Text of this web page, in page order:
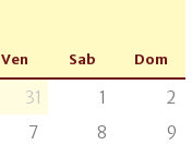
Ven Sab Dom
31 1
2
7 8
9